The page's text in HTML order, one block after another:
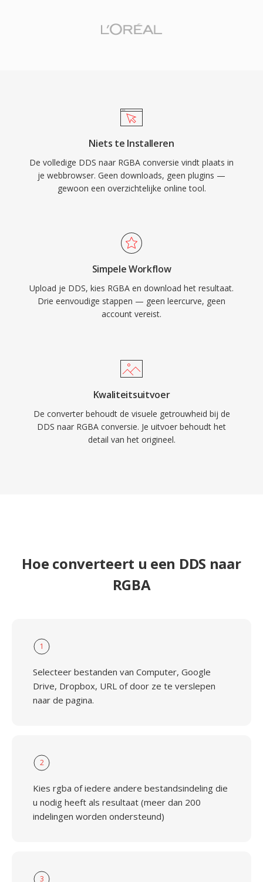
Niets te Installeren
De volledige DDS naar RGBA conversie vindt plaats in
je webbrowser. Geen downloads, geen plugins —
gewoon een overzichtelijke online tool.
Simpele Workflow
Upload je DDS, kies RGBA en download het resultaat.
Drie eenvoudige stappen — geen leercurve, geen
account vereist.
Kwaliteitsuitvoer
De converter behoudt de visuele getrouwheid bij de
DDS naar RGBA conversie. Je uitvoer behoudt het
detail van het origineel.
Hoe converteert u een DDS naar
RGBA
1
Selecteer bestanden van Computer, Google
Drive, Dropbox, URL of door ze te verslepen
naar de pagina.
2
Kies rgba of iedere andere bestandsindeling die
u nodig heeft als resultaat (meer dan 200
indelingen worden ondersteund)
3